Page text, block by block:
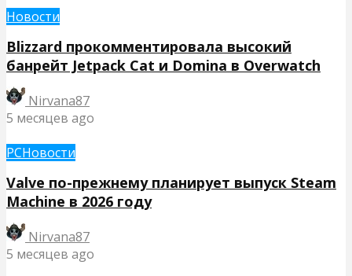
Новости
Blizzard прокомментировала высокий
банрейт Jetpack Cat и Domina в Overwatch
Nirvana87
5 месяцев ago
PCНовости
Valve по-прежнему планирует выпуск Steam
Machine в 2026 году
Nirvana87
5 месяцев ago